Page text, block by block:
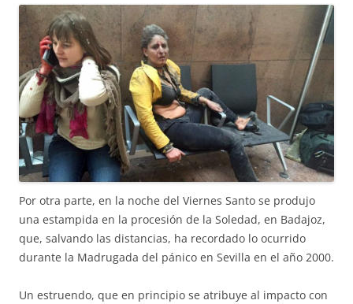
Por otra parte, en la noche del Viernes Santo se produjo
una estampida en la procesión de la Soledad, en Badajoz,
que, salvando las distancias, ha recordado lo ocurrido
durante la Madrugada del pánico en Sevilla en el año 2000.
Un estruendo, que en principio se atribuye al impacto con